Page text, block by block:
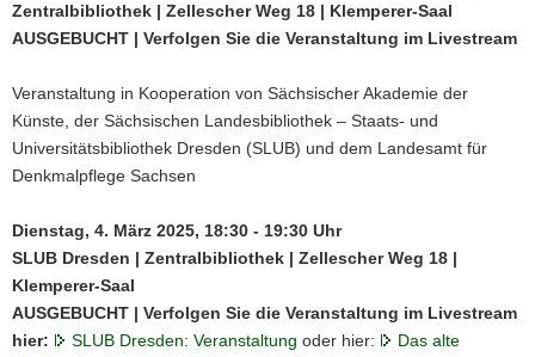
Zentralbibliothek | Zellescher Weg 18 | Klemperer-Saal
AUSGEBUCHT | Verfolgen Sie die Veranstaltung im Livestream
Veranstaltung in Kooperation von Sächsischer Akademie der
Künste, der Sächsischen Landesbibliothek – Staats- und
Universitätsbibliothek Dresden (SLUB) und dem Landesamt für
Denkmalpflege Sachsen
Dienstag, 4. März 2025, 18:30 - 19:30 Uhr
SLUB Dresden | Zentralbibliothek | Zellescher Weg 18 |
Klemperer-Saal
AUSGEBUCHT | Verfolgen Sie die Veranstaltung im Livestream
hier:
SLUB Dresden: Veranstaltung oder hier:
Das alte